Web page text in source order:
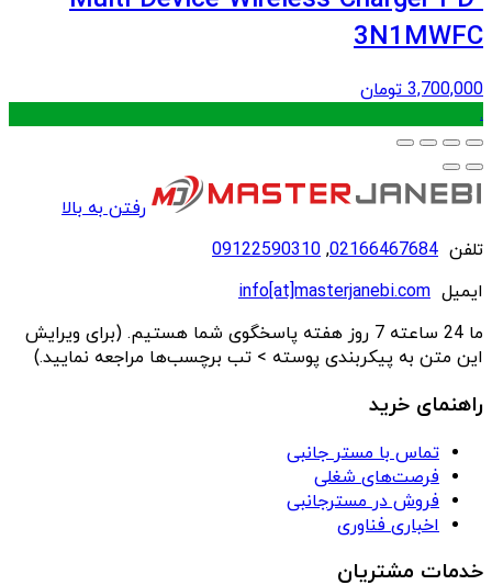
3N1MWFC
3,700,000 تومان
.
رفتن به بالا
تلفن 02166467684
,
09122590310
ایمیل info[at]masterjanebi.com
ما 24 ساعته 7 روز هفته پاسخگوی شما هستیم. (برای ویرایش
این متن به پیکربندی پوسته > تب برچسب‌ها مراجعه نمایید.)
راهنمای خرید
تماس با مستر جانبی
فرصت‌های شغلی
فروش در مسترجانبی
اخباری فناوری
خدمات مشتریان